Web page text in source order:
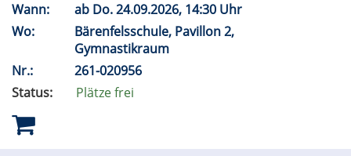
Wann:
ab Do.24.09.2026, 14:30 Uhr
Wo:
Bärenfelsschule, Pavillon 2,
Gymnastikraum
Nr.:
261-020956
Status:
Plätze frei